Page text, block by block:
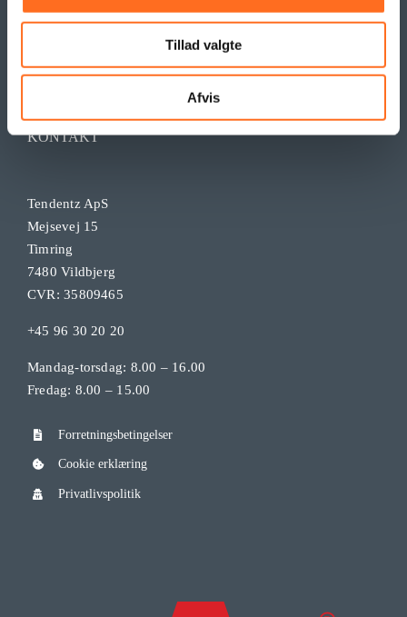
Tillad valgte
Afvis
KONTAKT
Tendentz ApS
Mejsevej 15
Timring
7480 Vildbjerg
CVR: 35809465
+45 96 30 20 20
Mandag-torsdag: 8.00 – 16.00
Fredag: 8.00 – 15.00
Forretningsbetingelser
Cookie erklæring
Privatlivspolitik